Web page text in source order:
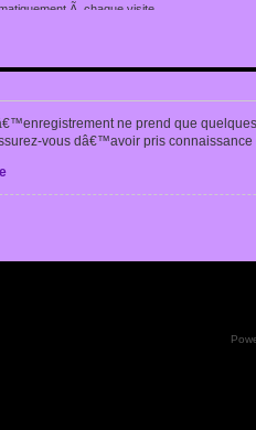
confirmationÃ chaque visite
ligne pour cette session
ne prend que
vous dâ€™avoir pris